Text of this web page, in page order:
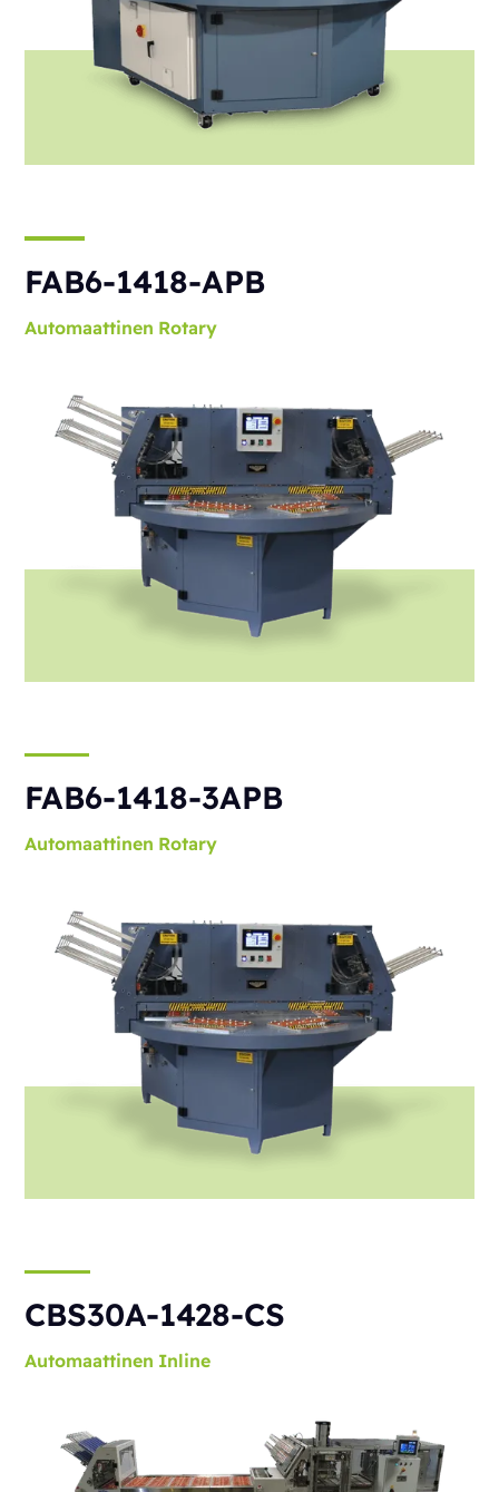
FAB6-1418-APB
Automaattinen Rotary
FAB6-1418-3APB
Automaattinen Rotary
CBS30A-1428-CS
Automaattinen Inline